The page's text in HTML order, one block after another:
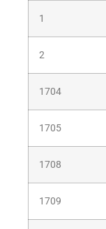
1
2
1704
1705
1708
1709